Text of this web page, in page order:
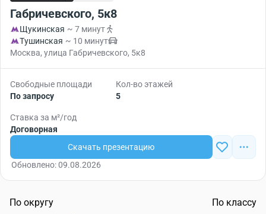
Габричевского, 5к8
Щукинская ~ 7 минут
Тушинская ~ 10 минут
Москва, улица Габричевского, 5к8
Свободные площади
По запросу
Кол-во этажей
5
Ставка за м²/год
Договорная
Скачать презентацию
Обновлено: 09.08.2026
По округу
По классу